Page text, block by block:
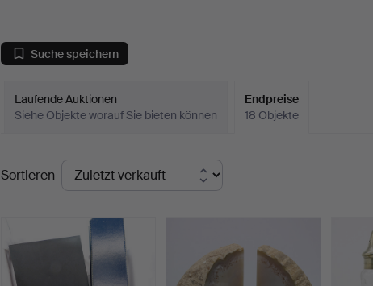
Suche speichern
Laufende Auktionen
Siehe Objekte worauf Sie bieten können
Endpreise
18 Objekte
Endpreise
Sortieren